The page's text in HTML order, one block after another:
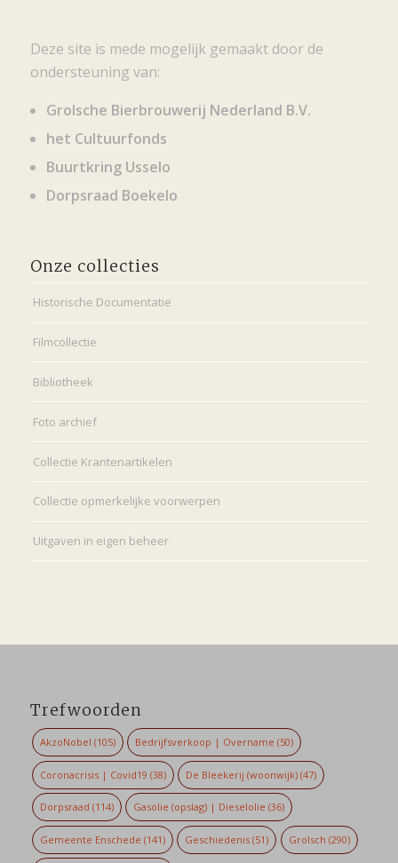
Deze site is mede mogelijk gemaakt door de
ondersteuning van:
Grolsche Bierbrouwerij Nederland B.V.
het Cultuurfonds
Buurtkring Usselo
Dorpsraad Boekelo
Onze collecties
Historische Documentatie
Filmcollectie
Bibliotheek
Foto archief
Collectie Krantenartikelen
Collectie opmerkelijke voorwerpen
Uitgaven in eigen beheer
Trefwoorden
AkzoNobel (105) Bedrijfsverkoop | Overname (50)
Coronacrisis | Covid19 (38) De Bleekerij (woonwijk) (47)
Dorpsraad (114) Gasolie (opslag) | Dieselolie (36)
Gemeente Enschede (141) Geschiedenis (51) Grolsch (290)